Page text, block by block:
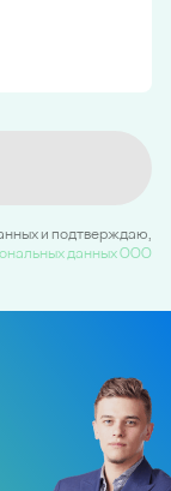
и подтверждаю,
данных ООО